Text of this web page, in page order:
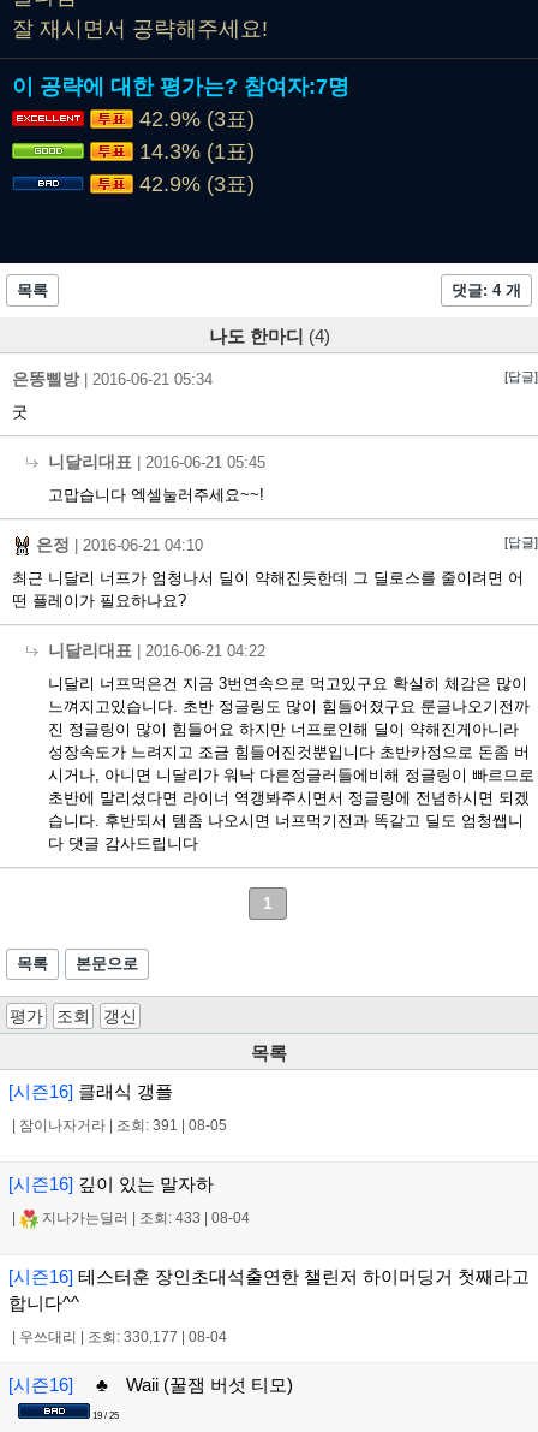
잘 재시면서 공략해주세요!
이 공략에 대한 평가는? 참여자:7명
42.9% (3표)
14.3% (1표)
42.9% (3표)
목록 댓글: 4 개
나도 한마디 (4)
은똥삘방| 2016-06-21 05:34 [답글]
굿
니달리대표 | 2016-06-21 05:45
고맙습니다 엑셀눌러주세요~~!
은정 | 2016-06-21 04:10 [답글]
최근 니달리 너프가 엄청나서 딜이 약해진듯한데 그 딜로스를 줄이려면 어
떤 플레이가 필요하나요?
니달리대표 | 2016-06-21 04:22
니달리 너프먹은건 지금 3번연속으로 먹고있구요 확실히 체감은 많이
느껴지고있습니다. 초반 정글링도 많이 힘들어졌구요 룬글나오기전까
진 정글링이 많이 힘들어요 하지만 너프로인해 딜이 약해진게아니라
성장속도가 느려지고 조금 힘들어진것뿐입니다 초반카정으로 돈좀 버
시거나, 아니면 니달리가 워낙 다른정글러들에비해 정글링이 빠르므로
초반에 말리셨다면 라이너 역갱봐주시면서 정글링에 전념하시면 되겠
습니다. 후반되서 템좀 나오시면 너프먹기전과 똑같고 딜도 엄청쌥니
다 댓글 감사드립니다
1
목록 본문으로
평가 조회 갱신
목록
[시즌16] 클래식 갱플
잠이나자거라 조회: 391 08-05
[시즌16] 깊이 있는 말자하
지나가는딜러 조회: 433 08-04
[시즌16] 테스터훈 장인초대석출연한 챌린저 하이머딩거 첫째라고
합니다^^
우쓰대리 조회: 330,177 08-04
[시즌16] ♣ Waii (꿀잼 버섯 티모)
19 / 25